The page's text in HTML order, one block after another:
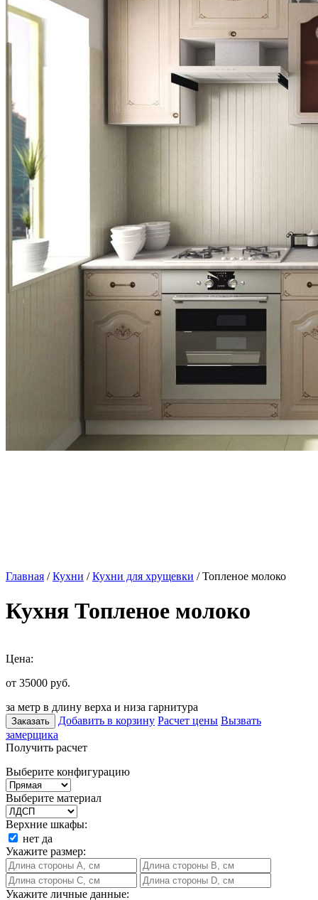
Главная /Кухни /Кухни для хрущевки / Топленое молоко
Кухня Топленое молоко
Цена:
от 35000 руб.
за метр в длину верха и низа гарнитура
Заказать Добавить в корзину Расчет цены Вызвать
замерщика
Получить расчет
Выберите конфигурацию
Выберите материал
Верхние шкафы:
нет да
Укажите размер:
Укажите личные данные: